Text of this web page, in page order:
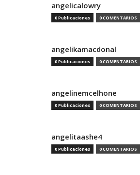
angelicalowry
0 Publicaciones 0 COMENTARIOS
angelikamacdonal
0 Publicaciones 0 COMENTARIOS
angelinemcelhone
0 Publicaciones 0 COMENTARIOS
angelitaashe4
0 Publicaciones 0 COMENTARIOS